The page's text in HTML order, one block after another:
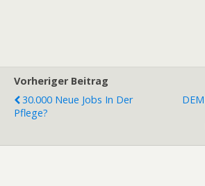
Vorheriger Beitrag
30.000 Neue Jobs In Der
Pflege?